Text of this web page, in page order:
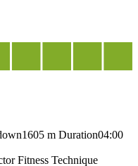
1605 m Duration04:00
Fitness Technique